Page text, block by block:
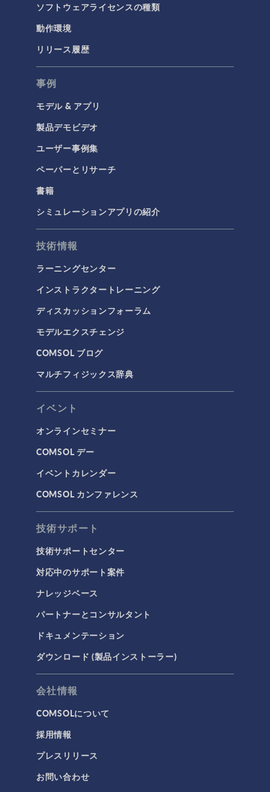
ソフトウェアライセンスの種類
動作環境
リリース履歴
事例
モデル & アプリ
製品デモビデオ
ユーザー事例集
ペーパーとリサーチ
書籍
シミュレーションアプリの紹介
技術情報
ラーニングセンター
インストラクタートレーニング
ディスカッションフォーラム
モデルエクスチェンジ
COMSOL ブログ
マルチフィジックス辞典
イベント
オンラインセミナー
COMSOL デー
イベントカレンダー
COMSOL カンファレンス
技術サポート
技術サポートセンター
対応中のサポート案件
ナレッジベース
パートナーとコンサルタント
ドキュメンテーション
ダウンロード (製品インストーラー)
会社情報
COMSOLについて
採用情報
プレスリリース
お問い合わせ